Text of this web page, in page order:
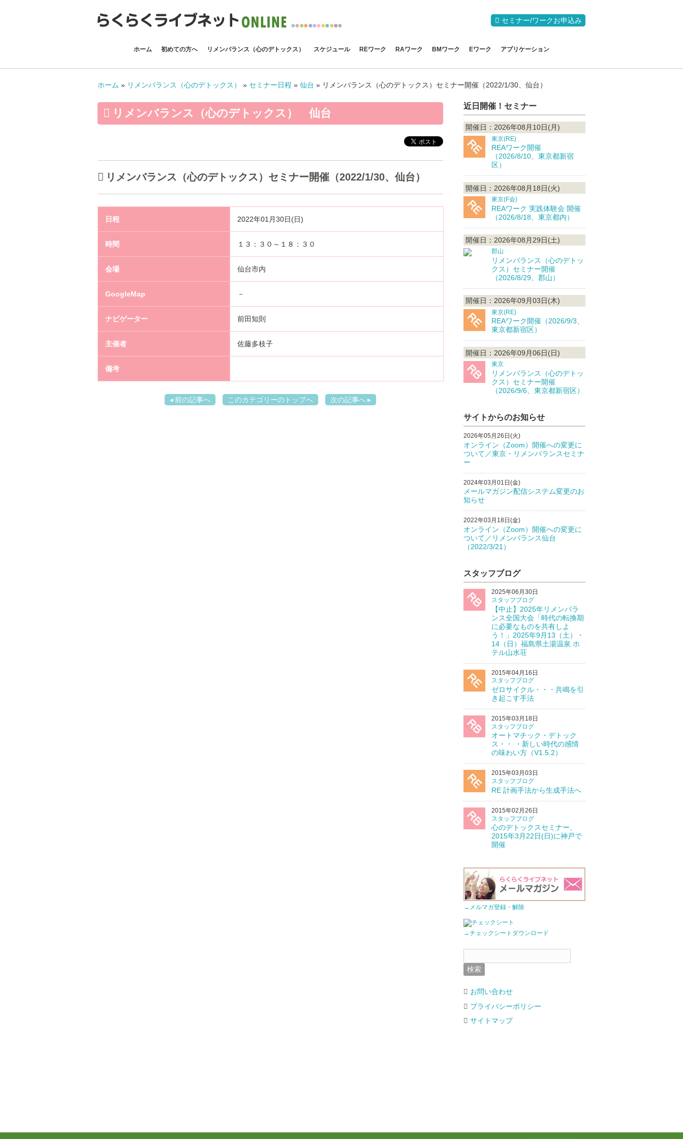
●●●●●●●●●●●●
セミナー/ワークお申込み
ホーム 初めての方へ リメンバランス（心のデトックス） スケジュール REワーク RAワーク BMワーク Eワーク アプリケーション
ホーム » リメンバランス（心のデトックス） » セミナー日程 » 仙台 » リメンバランス（心のデトックス）セミナー開催（2022/1/30、仙台）
リメンバランス（心のデトックス） 仙台
リメンバランス（心のデトックス）セミナー開催（2022/1/30、仙台）
日程 2022年01月30日(日)
時間 １３：３０～１８：３０
会場 仙台市内
GoogleMap －
ナビゲーター 前田知則
主催者 佐藤多枝子
備考
前の記事へ このカテゴリーのトップへ 次の記事へ
近日開催！セミナー
開催日：2026年08月10日(月)
東京(RE)
REAワーク開催
（2026/8/10、東京都新宿
区）
開催日：2026年08月18日(火)
東京(F会)
REAワーク 実践体験会 開催
（2026/8/18、東京都内）
開催日：2026年08月29日(土)
郡山
リメンバランス（心のデトッ
クス）セミナー開催
（2026/8/29、郡山）
開催日：2026年09月03日(木)
東京(RE)
REAワーク開催（2026/9/3、
東京都新宿区）
開催日：2026年09月06日(日)
東京
リメンバランス（心のデトッ
クス）セミナー開催
（2026/9/6、東京都新宿区）
サイトからのお知らせ
2026年05月26日(火)
オンライン（Zoom）開催への変更に
ついて／東京・リメンバランスセミナ
ー
2024年03月01日(金)
メールマガジン配信システム変更のお
知らせ
2022年03月18日(金)
オンライン（Zoom）開催への変更に
ついて／リメンバランス仙台
（2022/3/21）
スタッフブログ
2025年06月30日
スタッフブログ
【中止】2025年リメンバラ
ンス全国大会「時代の転換期
に必要なものを共有しよ
う！」2025年9月13（土）・
14（日）福島県土湯温泉 ホ
テル山水荘
2015年04月16日
スタッフブログ
ゼロサイクル・・・共鳴を引
き起こす手法
2015年03月18日
スタッフブログ
オートマチック・デトック
ス・・ ・新しい時代の感情
の味わい方（V1.5.2）
2015年03月03日
スタッフブログ
RE 計画手法から生成手法へ
2015年02月26日
スタッフブログ
心のデトックスセミナー、
2015年3月22日(日)に神戸で
開催
→メルマガ登録・解除
→チェックシートダウンロード
お問い合わせ
プライバシーポリシー
サイトマップ